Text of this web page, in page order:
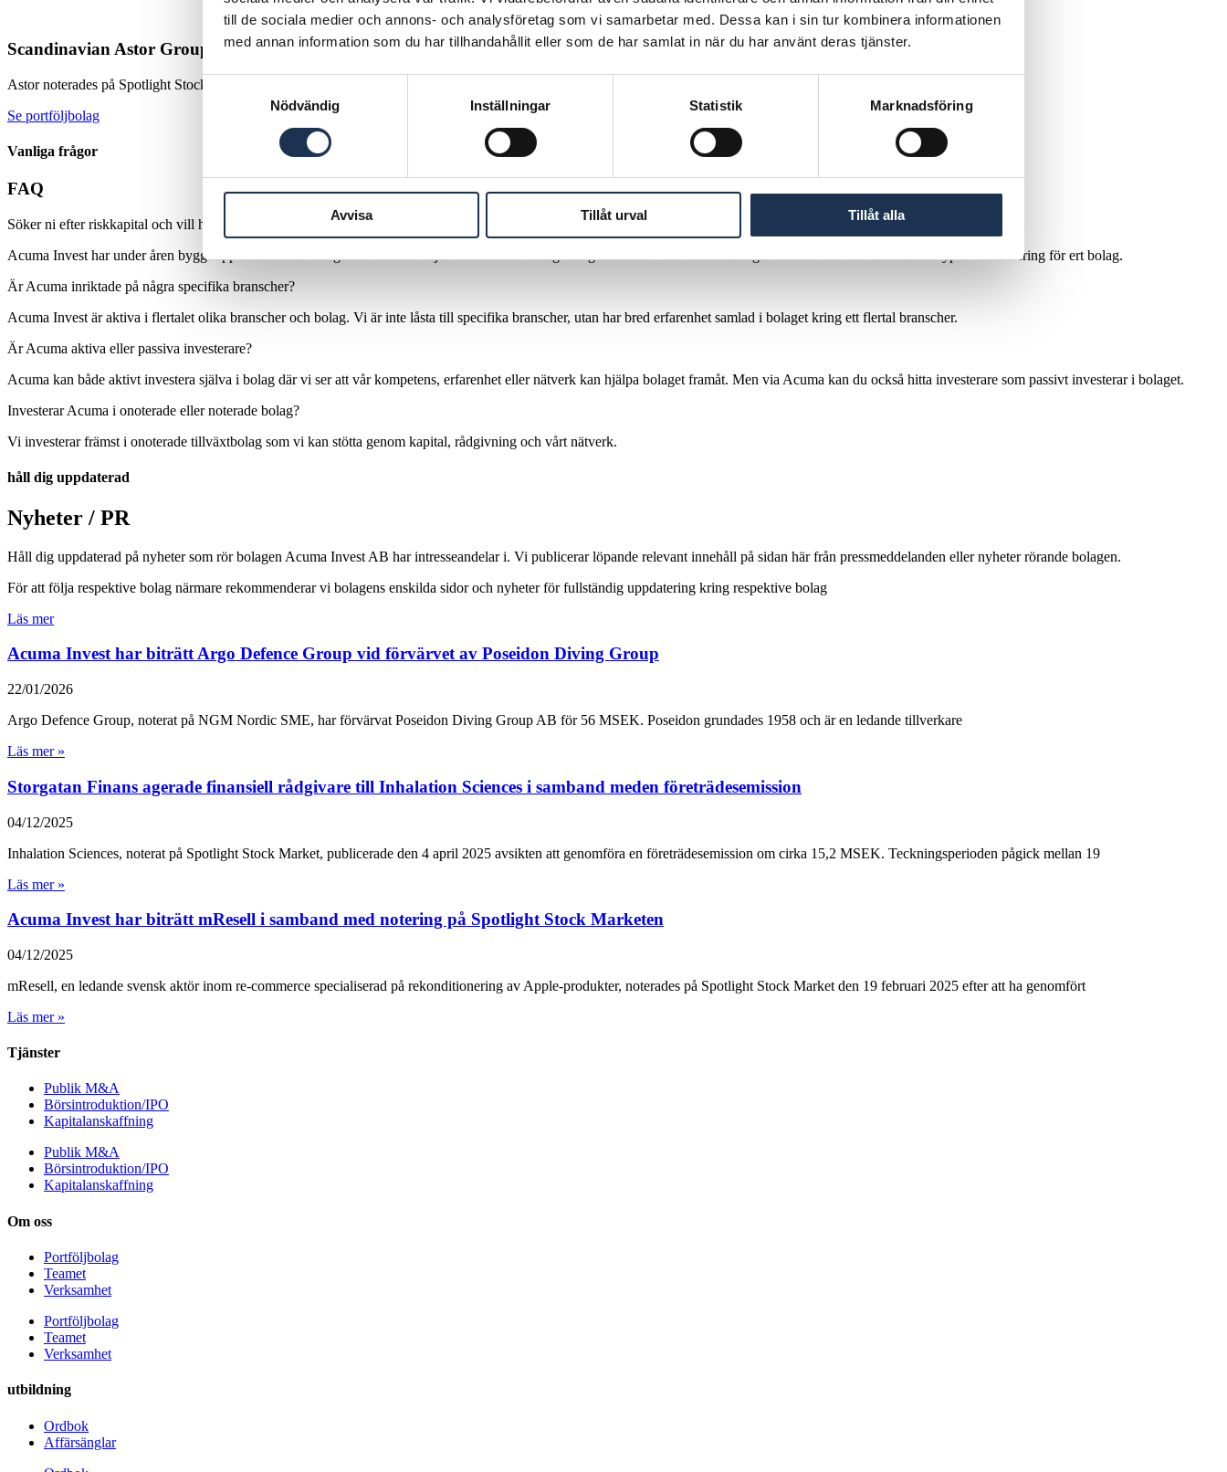
till de sociala medier och annons- och analysföretag som vi samarbetar med. Dessa kan i sin tur kombinera informationen
med annan information som du har tillhandahållit eller som de har samlat in när du har använt deras tjänster.
Samtyckesval
Nödvändig
Inställningar Statistik Marknadsföring
Avvisa Tillåt urval Tillåt alla
Scandinavian Astor Group
Astor noterades på Spotlight Stock Market under 2023. Acuma var rådgivare i samband med noteringen och har hjälpt Astor med flera värdeskapande förvärv.
Se portföljbolag
Vanliga frågor
FAQ
Söker ni efter riskkapital och vill ha hjälp att hitta investerare?
Acuma Invest har under åren byggt upp ett brett nätverk genom att aktivt själva investera i bolag och genomföra +100 börsnoteringar. Genom oss kan du hitta rätt typ av finansiering för ert bolag.
Är Acuma inriktade på några specifika branscher?
Acuma Invest är aktiva i flertalet olika branscher och bolag. Vi är inte låsta till specifika branscher, utan har bred erfarenhet samlad i bolaget kring ett flertal branscher.
Är Acuma aktiva eller passiva investerare?
Acuma kan både aktivt investera själva i bolag där vi ser att vår kompetens, erfarenhet eller nätverk kan hjälpa bolaget framåt. Men via Acuma kan du också hitta investerare som passivt investerar i bolaget.
Investerar Acuma i onoterade eller noterade bolag?
Vi investerar främst i onoterade tillväxtbolag som vi kan stötta genom kapital, rådgivning och vårt nätverk.
håll dig uppdaterad
Nyheter / PR
Håll dig uppdaterad på nyheter som rör bolagen Acuma Invest AB har intresseandelar i. Vi publicerar löpande relevant innehåll på sidan här från pressmeddelanden eller nyheter rörande bolagen.
För att följa respektive bolag närmare rekommenderar vi bolagens enskilda sidor och nyheter för fullständig uppdatering kring respektive bolag
Läs mer
Acuma Invest har biträtt Argo Defence Group vid förvärvet av Poseidon Diving Group
22/01/2026
Argo Defence Group, noterat på NGM Nordic SME, har förvärvat Poseidon Diving Group AB för 56 MSEK. Poseidon grundades 1958 och är en ledande tillverkare
Läs mer »
Storgatan Finans agerade finansiell rådgivare till Inhalation Sciences i samband meden företrädesemission
04/12/2025
Inhalation Sciences, noterat på Spotlight Stock Market, publicerade den 4 april 2025 avsikten att genomföra en företrädesemission om cirka 15,2 MSEK. Teckningsperioden pågick mellan 19
Läs mer »
Acuma Invest har biträtt mResell i samband med notering på Spotlight Stock Marketen
04/12/2025
mResell, en ledande svensk aktör inom re-commerce specialiserad på rekonditionering av Apple-produkter, noterades på Spotlight Stock Market den 19 februari 2025 efter att ha genomfört
Läs mer »
Tjänster
Publik M&A
Börsintroduktion/IPO
Kapitalanskaffning
Publik M&A
Börsintroduktion/IPO
Kapitalanskaffning
Om oss
Portföljbolag
Teamet
Verksamhet
Portföljbolag
Teamet
Verksamhet
utbildning
Ordbok
Affärsänglar